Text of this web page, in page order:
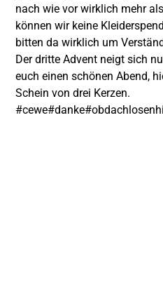
nach wie vor wirklich mehr
können wir keine
bitten da wirklich um
Der dritte Advent neigt sich
euch einen schönen Abend,
Schein von drei Kerzen.
#cewe#danke